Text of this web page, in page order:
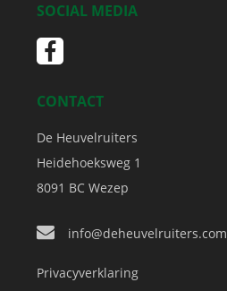
SOCIAL MEDIA
CONTACT
De Heuvelruiters
Heidehoeksweg 1
8091 BC Wezep
info@deheuvelruiters.com
Privacyverklaring